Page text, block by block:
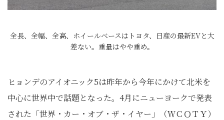
全長、全幅、全高、ホイールベースはトヨタ、日産の最新EVと大
差ない。重量はやや重め。
ヒョンデのアイオニック5は昨年から今年にかけて北米を
中心に世界中で話題となった。4月にニューヨークで発表
された「世界・カー・オブ・ザ・イヤー」（ＷＣＯＴＹ）